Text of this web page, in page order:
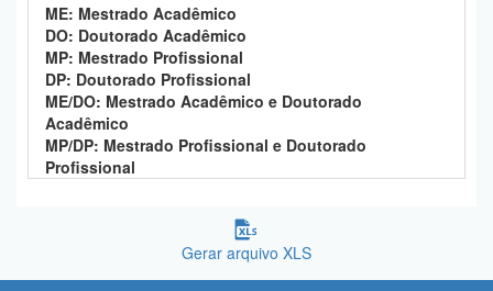
ME: Mestrado Acadêmico
DO: Doutorado Acadêmico
MP: Mestrado Profissional
DP: Doutorado Profissional
ME/DO: Mestrado Acadêmico e Doutorado
Acadêmico
MP/DP: Mestrado Profissional e Doutorado
Profissional
Gerar arquivo XLS